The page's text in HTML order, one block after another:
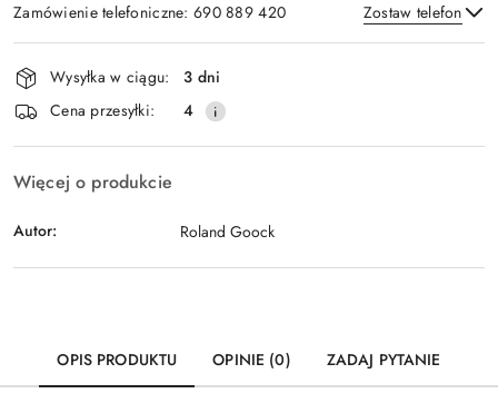
Zamówienie telefoniczne: 690 889 420 Zostaw telefon
Wyślij
Dostępność
i
dostawa
Wysyłka w ciągu:
3 dni
Cena przesyłki:
4
Więcej o produkcie
Autor: Roland Goock
OPIS PRODUKTU OPINIE (0) ZADAJ PYTANIE